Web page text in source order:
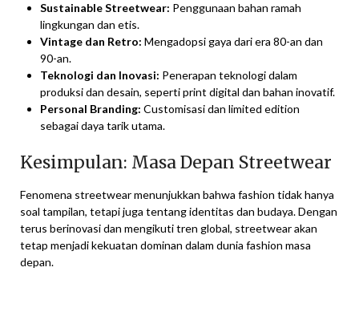
Sustainable Streetwear: Penggunaan bahan ramah
lingkungan dan etis.
Vintage dan Retro: Mengadopsi gaya dari era 80-an dan
90-an.
Teknologi dan Inovasi: Penerapan teknologi dalam
produksi dan desain, seperti print digital dan bahan inovatif.
Personal Branding: Customisasi dan limited edition
sebagai daya tarik utama.
Kesimpulan: Masa Depan Streetwear
Fenomena streetwear menunjukkan bahwa fashion tidak hanya
soal tampilan, tetapi juga tentang identitas dan budaya. Dengan
terus berinovasi dan mengikuti tren global, streetwear akan
tetap menjadi kekuatan dominan dalam dunia fashion masa
depan.